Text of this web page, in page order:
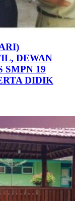
DEWAN
SMPN 19
DIDIK